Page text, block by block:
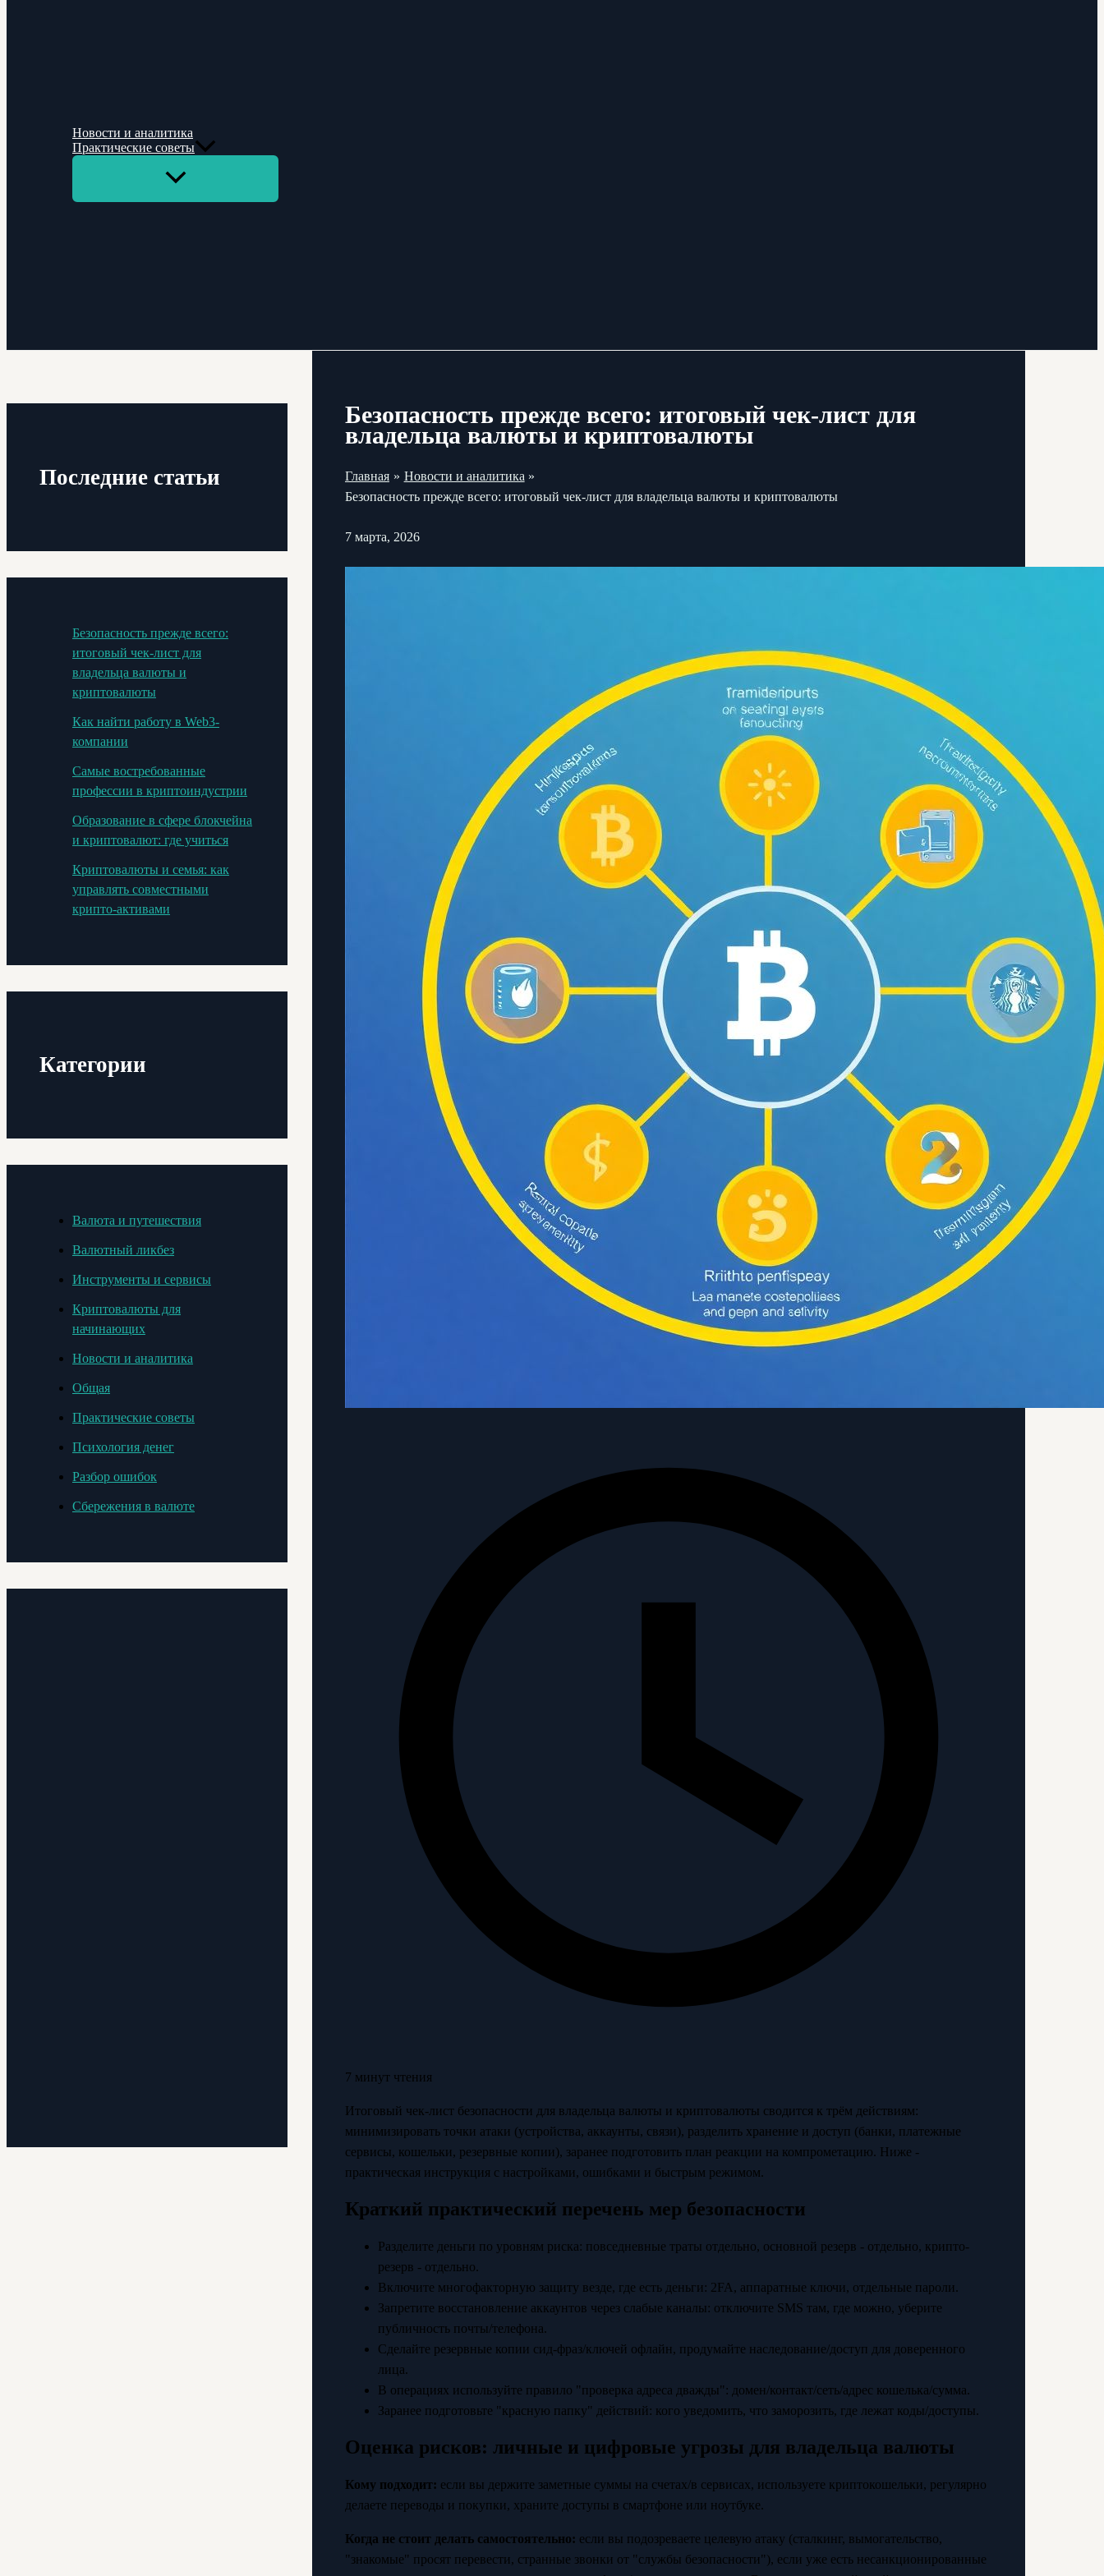
Новости и аналитика
Практические советы
Переключатель
Последние статьи
Безопасность прежде всего:
итоговый чек-лист для
владельца валюты и
криптовалюты
Как найти работу в Web3-
компании
Самые востребованные
профессии в криптоиндустрии
Образование в сфере блокчейна
и криптовалют: где учиться
Криптовалюты и семья: как
управлять совместными
крипто-активами
Категории
Валюта и путешествия
Валютный ликбез
Инструменты и сервисы
Криптовалюты для
начинающих
Новости и аналитика
Общая
Практические советы
Психология денег
Разбор ошибок
Сбережения в валюте
Безопасность прежде всего: итоговый чек-лист для
владельца валюты и криптовалюты
Главная
Новости и аналитика
Безопасность прежде всего: итоговый чек-лист для владельца валюты и криптовалюты
7 марта, 2026
7 минут чтения
Итоговый чек-лист безопасности для владельца валюты и криптовалюты сводится к трём действиям:
минимизировать точки атаки (устройства, аккаунты, связи), разделить хранение и доступ (банки, платежные
сервисы, кошельки, резервные копии), заранее подготовить план реакции на компрометацию. Ниже -
практическая инструкция с настройками, ошибками и быстрым режимом.
Краткий практический перечень мер безопасности
Разделите деньги по уровням риска: повседневные траты отдельно, основной резерв - отдельно, крипто-
резерв - отдельно.
Включите многофакторную защиту везде, где есть деньги: 2FA, аппаратные ключи, отдельные пароли.
Запретите восстановление аккаунтов через слабые каналы: отключите SMS там, где можно, уберите
публичность почты/телефона.
Сделайте резервные копии сид-фраз/ключей офлайн, продумайте наследование/доступ для доверенного
лица.
В операциях используйте правило "проверка адреса дважды": домен/контакт/сеть/адрес кошелька/сумма.
Заранее подготовьте "красную папку" действий: кого уведомить, что заморозить, где лежат коды/доступы.
Оценка рисков: личные и цифровые угрозы для владельца валюты
Кому подходит: если вы держите заметные суммы на счетах/в сервисах, используете криптокошельки, регулярно
делаете переводы и покупки, храните доступы в смартфоне или ноутбуке.
Когда не стоит делать самостоятельно: если вы подозреваете целевую атаку (сталкинг, вымогательство,
"знакомые" просят перевести, странные звонки от "службы безопасности"), если уже есть несанкционированные